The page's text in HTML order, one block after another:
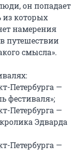
он попадает
которых
намерения
путешествии
смысла».
Петербурга —
фестиваля»;
Петербурга —
Эдварда
Петербурга —